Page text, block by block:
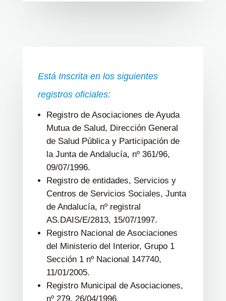
Está Inscrita en los siguientes
registros oficiales:
Registro de Asociaciones de Ayuda
Mutua de Salud, Dirección General
de Salud Pública y Participación de
la Junta de Andalucía, nº 361/96,
09/07/1996.
Registro de entidades, Servicios y
Centros de Servicios Sociales, Junta
de Andalucía, nº registral
AS.DAIS/E/2813, 15/07/1997.
Registro Nacional de Asociaciones
del Ministerio del Interior, Grupo 1
Sección 1 nº Nacional 147740,
11/01/2005.
Registro Municipal de Asociaciones,
nº 279, 26/04/1996.